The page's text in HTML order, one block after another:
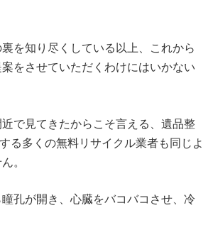
を知り尽くしている以上、これから
をさせていただくわけにはいかない
で見てきたからこそ言える、遺品整
る多くの無料リサイクル業者も同じよ
。
孔が開き、心臓をバコバコさせ、冷